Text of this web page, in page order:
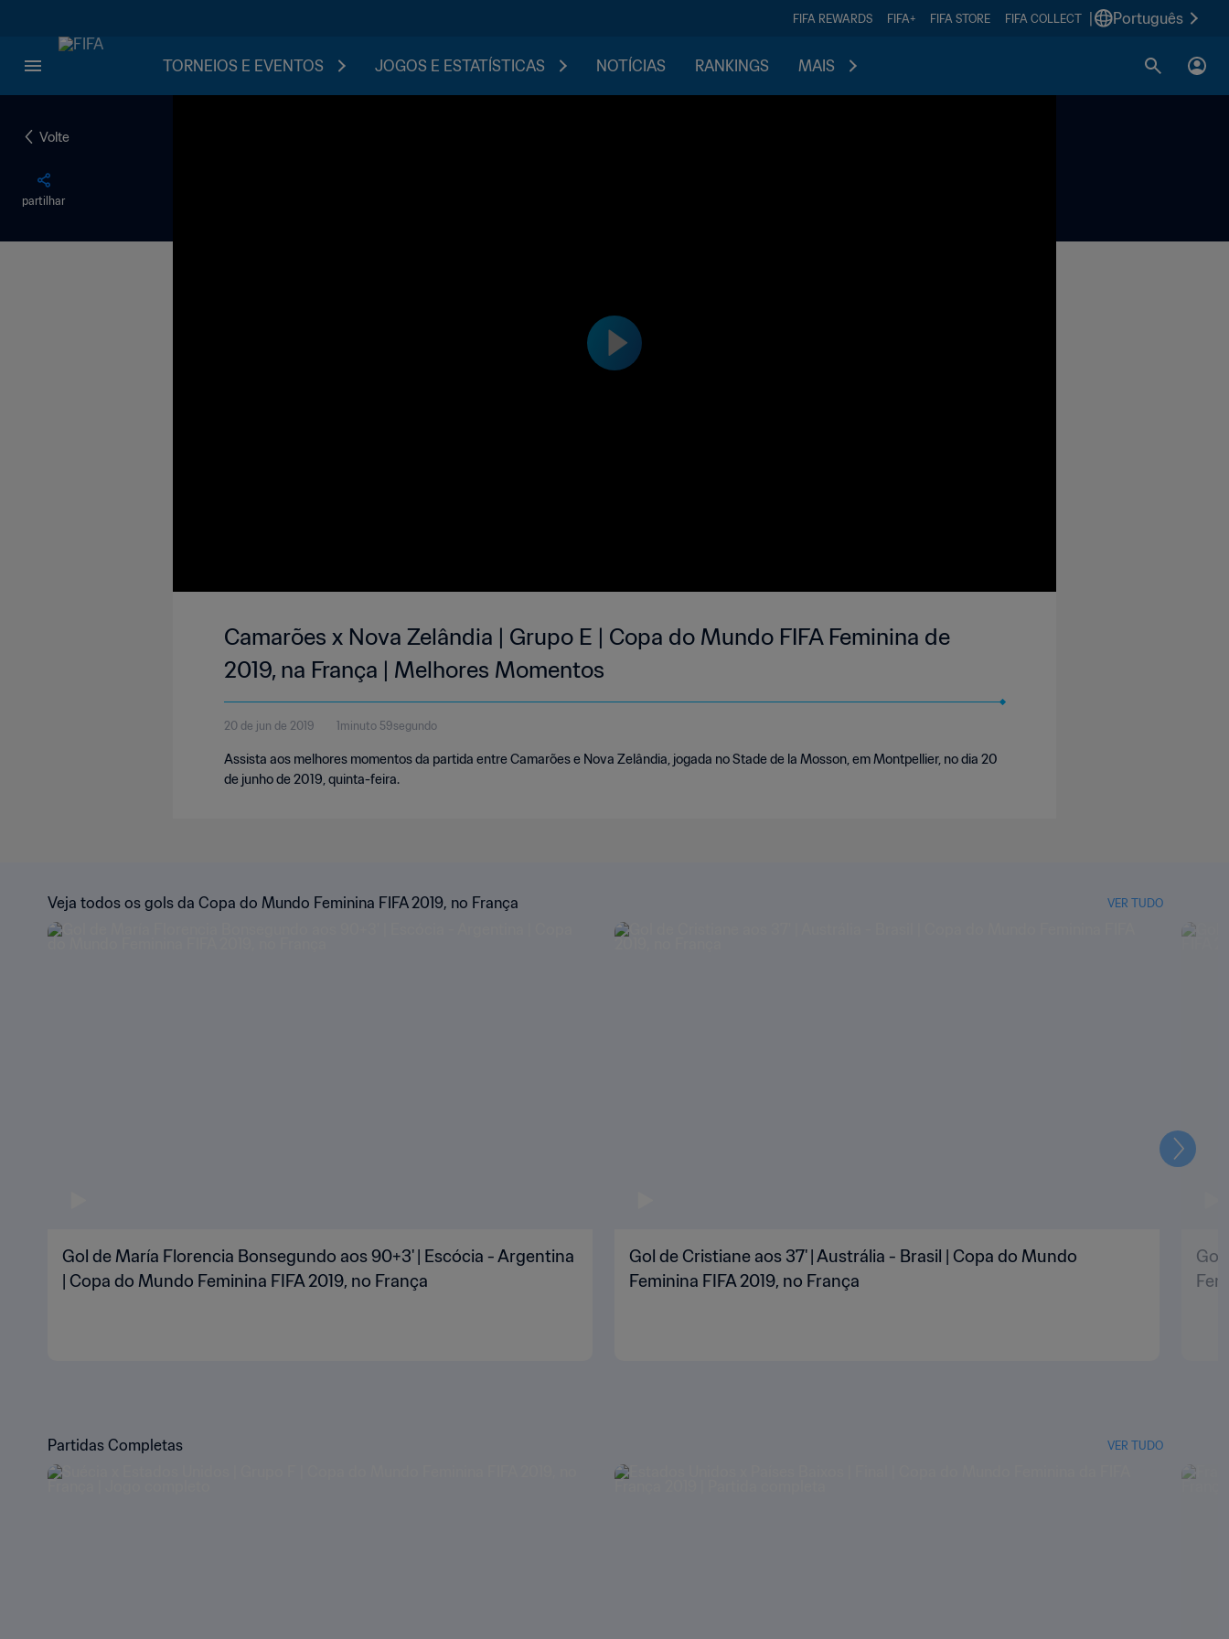
FIFA REWARDS FIFA+ FIFA STORE FIFA COLLECT Português
TORNEIOS E EVENTOS JOGOS E ESTATÍSTICAS NOTÍCIAS RANKINGS MAIS
Volte
partilhar
Camarões x Nova Zelândia | Grupo E | Copa do Mundo FIFA Feminina de
2019, na França | Melhores Momentos
20 de jun de 2019 1minuto 59segundo
Assista aos melhores momentos da partida entre Camarões e Nova Zelândia, jogada no Stade de la Mosson, em Montpellier, no dia 20
de junho de 2019, quinta-feira.
Veja todos os gols da Copa do Mundo Feminina FIFA 2019, no França VER TUDO
Gol de María Florencia Bonsegundo aos 90+3' | Escócia - Argentina
| Copa do Mundo Feminina FIFA 2019, no França
Gol de Cristiane aos 37' | Austrália - Brasil | Copa do Mundo
Feminina FIFA 2019, no França
Gol
Partidas Completas VER TUDO